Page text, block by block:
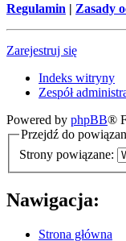
Regulamin | Zasady
Zarejestruj się
Indeks witryny
Zespół
Powered by phpBB®
Przejdź do
Strony powiązane:
Nawigacja:
Strona główna